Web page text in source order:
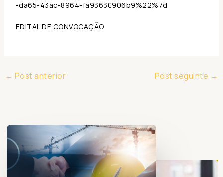
-da65-43ac-8964-fa93630906b9%22%7d
EDITAL DE CONVOCAÇÃO
← Post anterior Post seguinte →